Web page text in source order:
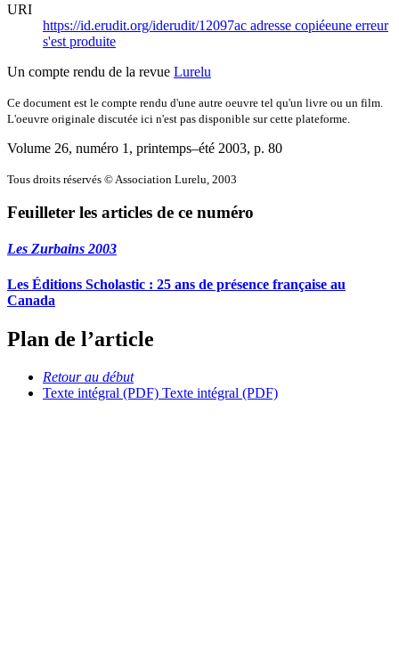
URI
https://id.erudit.org/iderudit/12097ac adresse copiéeune erreur
s'est produite
Un compte rendu de la revue Lurelu
Ce document est le compte rendu d'une autre oeuvre tel qu'un livre ou un film.
L'oeuvre originale discutée ici n'est pas disponible sur cette plateforme.
Volume 26, numéro 1, printemps–été 2003, p. 80
Tous droits réservés © Association Lurelu, 2003
Feuilleter les articles de ce numéro
Les Zurbains 2003
Les Éditions Scholastic : 25 ans de présence française au
Canada
Plan de l’article
Retour au début
Texte intégral (PDF) Texte intégral (PDF)